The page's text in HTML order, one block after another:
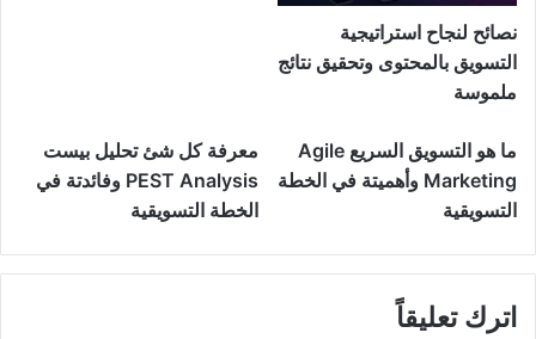
نصائح لنجاح استراتيجية
التسويق بالمحتوى وتحقيق نتائج
ملموسة
ما هو التسويق السريع Agile
Marketing وأهميتة في الخطة
التسويقية
معرفة كل شئ تحليل بيست
PEST Analysis وفائدتة في
الخطة التسويقية
اترك تعليقاً